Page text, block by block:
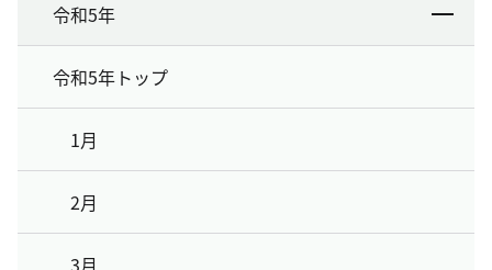
令和5年
令和5年トップ
1月
2月
3月